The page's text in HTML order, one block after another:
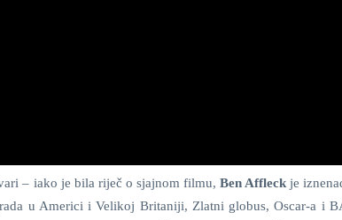
– iako je bila riječ o sjajnom filmu, Ben Affleckje
u Americi i Velikoj Britaniji, Zlatni globus, Oscar-a i